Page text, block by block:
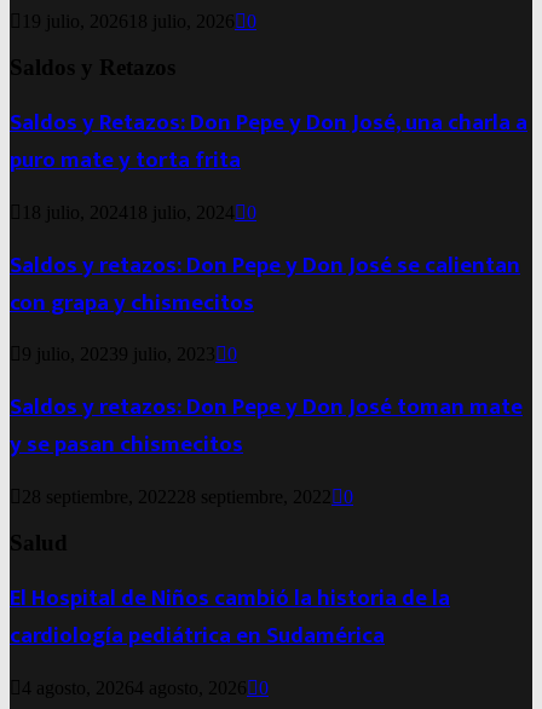
19 julio, 2026 18 julio, 2026 0
Saldos y Retazos
Saldos y Retazos: Don Pepe y Don José, una charla a
puro mate y torta frita
18 julio, 2024 18 julio, 2024 0
Saldos y retazos: Don Pepe y Don José se calientan
con grapa y chismecitos
9 julio, 20239 julio, 2023 0
Saldos y retazos: Don Pepe y Don José toman mate
y se pasan chismecitos
28 septiembre, 2022 28 septiembre, 2022 0
Salud
El Hospital de Niños cambió la historia de la
cardiología pediátrica en Sudamérica
4 agosto, 20264 agosto, 2026 0